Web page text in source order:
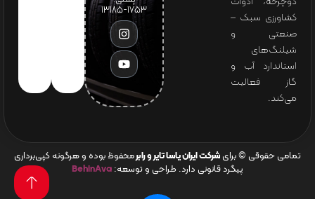
کشاورزی سبک –
صنعتی و
شیلنگ‌های
استاندارد آب و
گاز فعالیت
می‌کند.
1753-13185
تمامی حقوقی © برای شرکت ایران یاسا تایر و رابرمحفوظ بوده و هرگونه کپی‌برداری
پیگرد قانونی دارد. طراحی و توسعه: BehinAva